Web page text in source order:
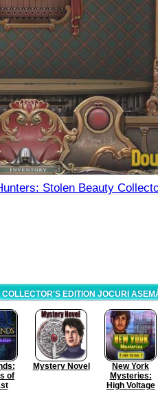
Stolen Beauty
EDITION JOCURI
of
Mystery Novel
New York
Mysteries:
High Voltage